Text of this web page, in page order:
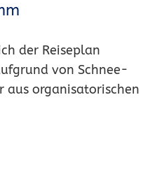
der Reiseplan
von Schnee-
aus organisatorischen